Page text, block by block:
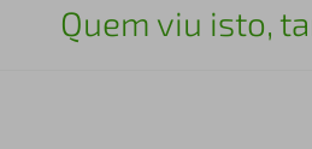
Quem viu isto,